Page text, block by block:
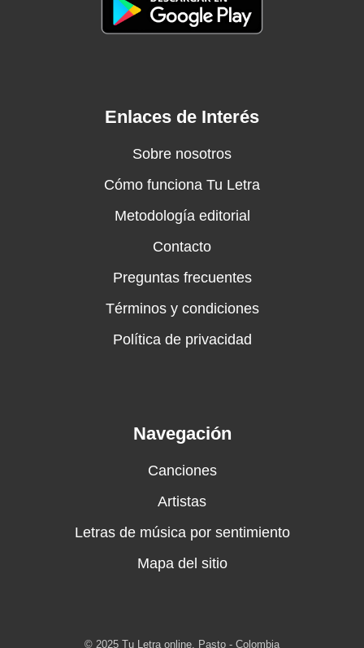
Enlaces de Interés
Sobre nosotros
Cómo funciona Tu Letra
Metodología editorial
Contacto
Preguntas frecuentes
Términos y condiciones
Política de privacidad
Navegación
Canciones
Artistas
Letras de música por sentimiento
Mapa del sitio
© 2025 Tu Letra online. Pasto - Colombia